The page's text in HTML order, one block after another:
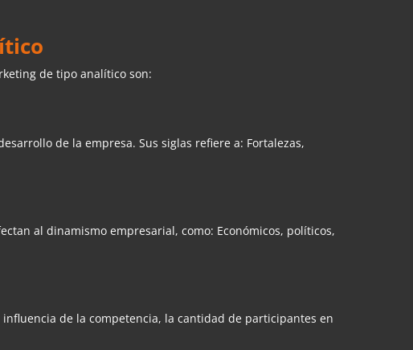
de tipo analítico son:
de la empresa. Sus siglas refiere a: Fortalezas,
al dinamismo empresarial, como: Económicos, políticos,
de la competencia, la cantidad de participantes en